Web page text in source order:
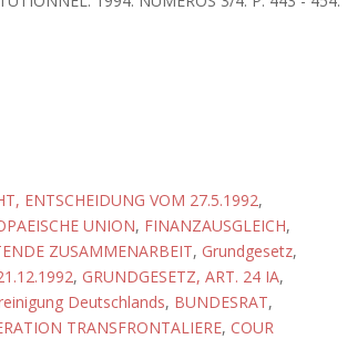
ENTSCHEIDUNG VOM 27.5.1992,
UNION, FINANZAUSGLEICH,
ZUSAMMENARBEIT, Grundgesetz,
, GRUNDGESETZ, ART. 24 IA,
Deutschlands, BUNDESRAT,
TRANSFRONTALIERE, COUR